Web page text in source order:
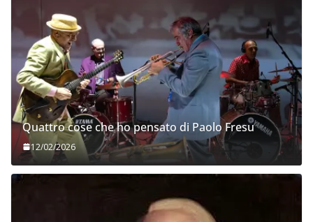
Quattro cose che ho pensato di Paolo Fresu
12/02/2026